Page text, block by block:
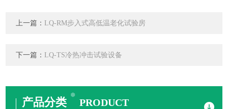
上一篇： LQ-RM步入式高低温老化试验房
下一篇： LQ-TS冷热冲击试验设备
产品分类 PRODUCT